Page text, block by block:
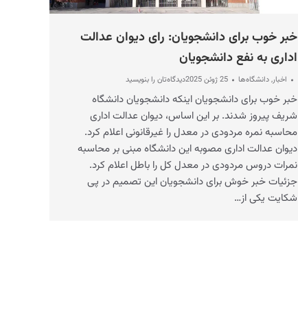
خبر خوب برای دانشجویان: رای دیوان عدالت
اداری به نفع دانشجویان
اخبار,دانشگاه‌ها 25 ژوئن 2025 دیدگاه‌تان را بنویسید
خبر خوب برای دانشجویان اینکه دانشجویان دانشگاه
شریف پیروز شدند. بر این اساس، دیوان عدالت اداری
محاسبه نمره مردودی در معدل را غیرقانونی اعلام کرد.
دیوان عدالت اداری مصوبه این دانشگاه مبنی بر محاسبه
نمرات دروس مردودی در معدل کل را باطل اعلام کرد.
جزئیات خبر خوش برای دانشجویان این تصمیم در پی
شکایت یکی از…